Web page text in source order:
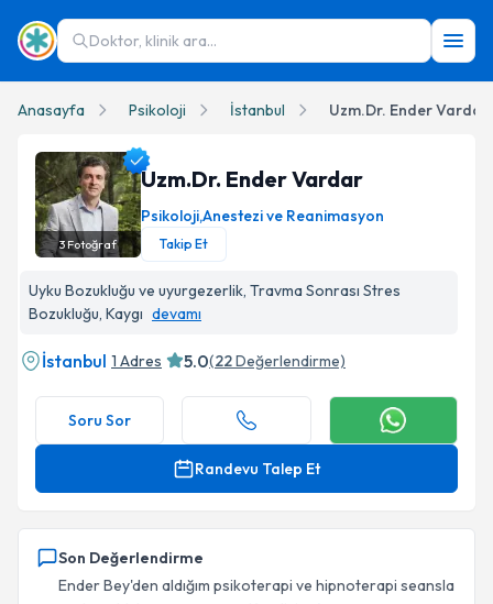
Doktor, klinik ara...
Anasayfa Psikoloji İstanbul Uzm.Dr. Ender Vardar
3 Fotoğraf
Uzm.Dr. Ender Vardar
Psikoloji,Anestezi ve Reanimasyon
Takip Et
Uyku Bozukluğu ve uyurgezerlik, Travma Sonrası Stres
Bozukluğu, Kaygı devamı
İstanbul 1 Adres 5.0(22Değerlendirme)
Soru Sor
Randevu Talep Et
Son Değerlendirme
Ender Bey'den aldığım psikoterapi ve hipnoterapi seansla